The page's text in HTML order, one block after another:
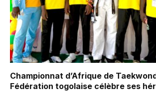
Championnat d’Afrique de
Fédération togolaise célèbre ses